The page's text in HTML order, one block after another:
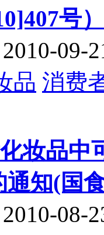
号）
09-
品 消费
妆品中
知(国
08-